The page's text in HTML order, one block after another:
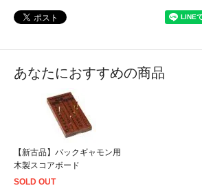
あなたにおすすめの商品
【新古品】バックギャモン用
木製スコアボード
SOLD OUT